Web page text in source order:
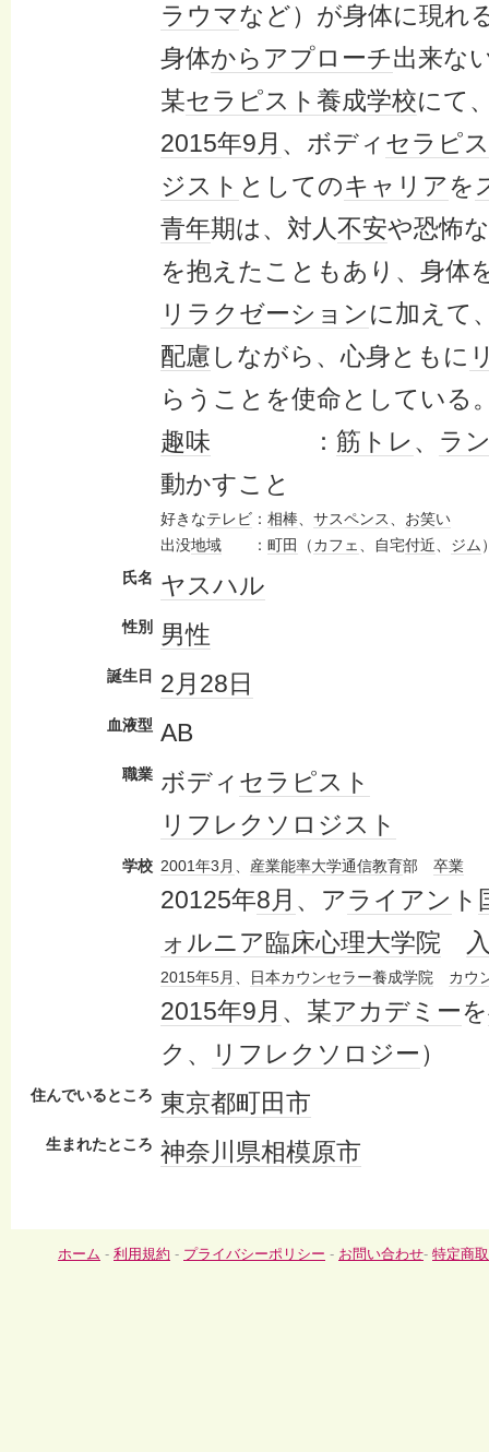
ラウマなど）が身体に現れ
身体から アプローチ出来な
某セラピスト 養成学校にて
2015年9月 、ボディ セラピ
ジスト としてのキャリアを
青年期は、対人不安や恐怖
を抱えたこともあり、身体
リラクゼーションに加えて
配慮 しながら、心身ともに
らうことを使命としている
趣味 ： 筋トレ、 ラ
動かすこと
好きなテレビ ： 相棒、 サスペンス、 お笑い
出没地域 ： 町田 （カフェ、自宅付近、 ジム
氏名 ヤスハル
性別 男性
誕生日 2月28日
血液型 AB
職業 ボディ セラピスト
リフレクソロジスト
学校 2001年3月 、 産業能率大学通信教育部 卒業
20125年8月 、アライアン ト
ォルニア臨床心理大学院
2015年5月 、 日本カウンセラー養成学院 カウ
2015年9月 、某アカデミーを
ク、
リフレクソロジー）
住んでいるところ 東京都町田市
生まれたところ 神奈川県相模原市
ホーム - 利用規約 - プライバシーポリシー - お問い合わせ- 特定商